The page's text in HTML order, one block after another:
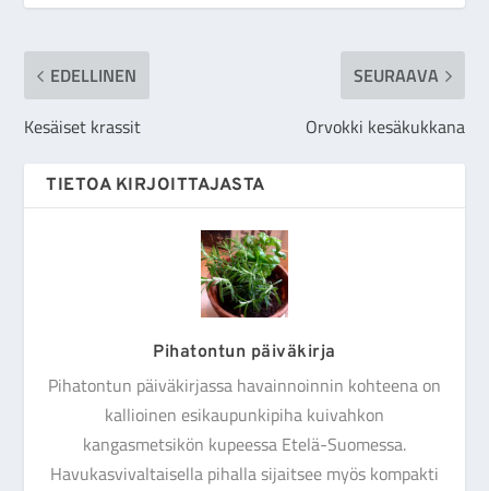
EDELLINEN
Kesäiset krassit
SEURAAVA
Orvokki kesäkukkana
TIETOA KIRJOITTAJASTA
Pihatontun päiväkirja
Pihatontun päiväkirjassa havainnoinnin kohteena on
kallioinen esikaupunkipiha kuivahkon
kangasmetsikön kupeessa Etelä-Suomessa.
Havukasvivaltaisella pihalla sijaitsee myös kompakti